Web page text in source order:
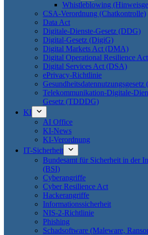
Whistleblowing
CSA-Verordnung (Chatkontrolle)
Data Act
Digitale-Dienste-Gesetz (DDG)
Digital-Gesetz (DigiG)
Digital Markets Act (DMA)
Digital Operational Resilience
Digital Services Act (DSA)
ePrivacy-Richtlinie
Telekommunikation-Digitale-
Gesetz (TDDDG)
KI
AI Office
KI-News
KI-Verordnung
IT-Sicherheit
Bundesamt für Sicherheit in der
(BSI)
Cyberangriffe
Cyber Resilience Act
Hackerangriffe
Informationssicherheit
NIS-2-Richtlinie
Phishing
Schadsoftware (Maleware,